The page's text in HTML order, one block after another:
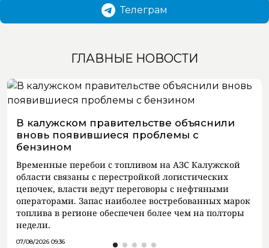
Телеграм
ГЛАВНЫЕ НОВОСТИ
В калужском правительстве объяснили
вновь появившиеся проблемы с
бензином
Временные перебои с топливом на АЗС Калужской
области связаны с перестройкой логистических
цепочек, власти ведут переговоры с нефтяными
операторами. Запас наиболее востребованных марок
топлива в регионе обеспечен более чем на полторы
недели.
07/08/2026 09:36